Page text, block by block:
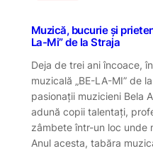
Muzică, bucurie și
La-Mi” de la Straja
Deja de trei ani încoace,
muzicală „BE-LA-MI” de
pasionații muzicieni Bela
adună copii talentați,
zâmbete într-un loc unde
Anul acesta, tabăra